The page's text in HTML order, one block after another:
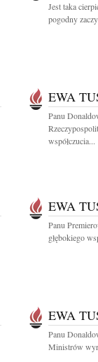
Jest taka
pogodny
EWA
Panu
współczucia...
EWA
Panu
głębokiego
EWA
Panu
Ministrów